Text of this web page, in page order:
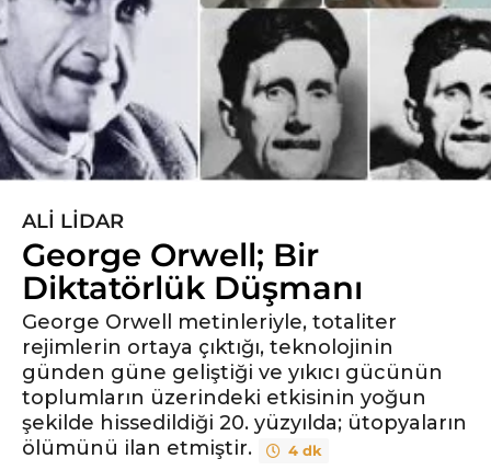
6
y
ı
l
ö
n
c
e
6
y
ALI LIDAR
George Orwell; Bir
Diktatörlük Düşmanı
George Orwell metinleriyle, totaliter
rejimlerin ortaya çıktığı, teknolojinin
günden güne geliştiği ve yıkıcı gücünün
toplumların üzerindeki etkisinin yoğun
şekilde hissedildiği 20. yüzyılda; ütopyaların
ölümünü ilan etmiştir.
4 dk